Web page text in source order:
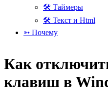
🛠 Таймеры
🛠 Текст и Html
➳ Почему
Как
клавиш в